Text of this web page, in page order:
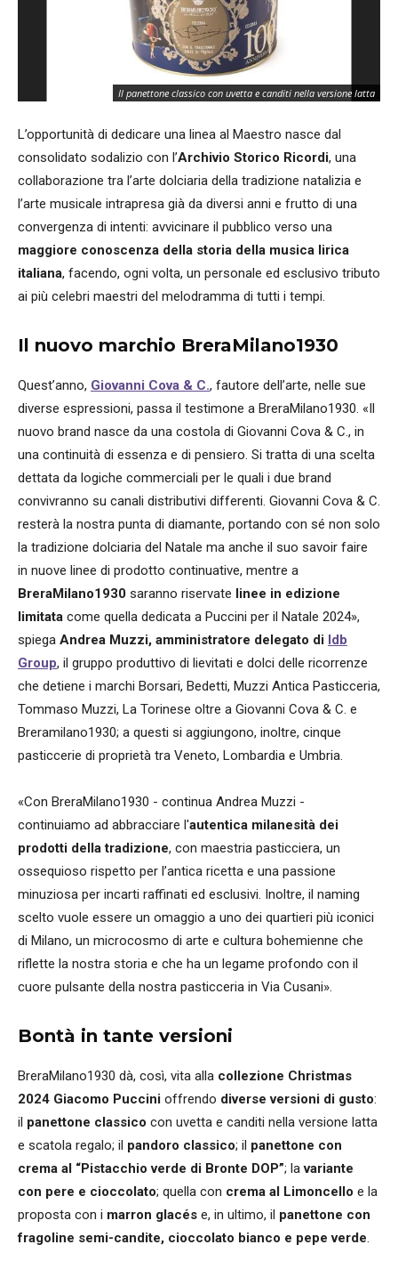
Il panettone classico con uvetta e canditi nella versione latta
L’opportunità di dedicare una linea al Maestro nasce dal
consolidato sodalizio con l’Archivio Storico Ricordi, una
collaborazione tra l’arte dolciaria della tradizione natalizia e
l’arte musicale intrapresa già da diversi anni e frutto di una
convergenza di intenti: avvicinare il pubblico verso una
maggiore conoscenza della storia della musica lirica
italiana, facendo, ogni volta, un personale ed esclusivo tributo
ai più celebri maestri del melodramma di tutti i tempi.
Il nuovo marchio BreraMilano1930
Quest’anno, Giovanni Cova & C., fautore dell’arte, nelle sue
diverse espressioni, passa il testimone a BreraMilano1930. «Il
nuovo brand nasce da una costola di Giovanni Cova & C., in
una continuità di essenza e di pensiero. Si tratta di una scelta
dettata da logiche commerciali per le quali i due brand
convivranno su canali distributivi differenti. Giovanni Cova & C.
resterà la nostra punta di diamante, portando con sé non solo
la tradizione dolciaria del Natale ma anche il suo savoir faire
in nuove linee di prodotto continuative, mentre a
BreraMilano1930 saranno riservate linee in edizione
limitata come quella dedicata a Puccini per il Natale 2024»,
spiega Andrea Muzzi, amministratore delegato di Idb
Group, il gruppo produttivo di lievitati e dolci delle ricorrenze
che detiene i marchi Borsari, Bedetti, Muzzi Antica Pasticceria,
Tommaso Muzzi, La Torinese oltre a Giovanni Cova & C. e
Breramilano1930; a questi si aggiungono, inoltre, cinque
pasticcerie di proprietà tra Veneto, Lombardia e Umbria.
«Con BreraMilano1930 - continua Andrea Muzzi -
continuiamo ad abbracciare l'autentica milanesità dei
prodotti della tradizione, con maestria pasticciera, un
ossequioso rispetto per l’antica ricetta e una passione
minuziosa per incarti raffinati ed esclusivi. Inoltre, il naming
scelto vuole essere un omaggio a uno dei quartieri più iconici
di Milano, un microcosmo di arte e cultura bohemienne che
riflette la nostra storia e che ha un legame profondo con il
cuore pulsante della nostra pasticceria in Via Cusani».
Bontà in tante versioni
BreraMilano1930 dà, così, vita alla collezione Christmas
2024 Giacomo Puccini offrendo diverse versioni di gusto:
il panettone classico con uvetta e canditi nella versione latta
e scatola regalo; il pandoro classico; il panettone con
crema al “Pistacchio verde di Bronte DOP”; lavariante
con pere e cioccolato; quella con crema al Limoncello e la
proposta con i marron glacés e, in ultimo, il panettone con
fragoline semi-candite, cioccolato bianco e pepe verde.